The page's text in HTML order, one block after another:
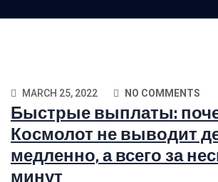
MARCH 25, 2022 NO COMMENTS
Быстрые выплаты:
Космолот не выводит
медленно, а всего за
минут